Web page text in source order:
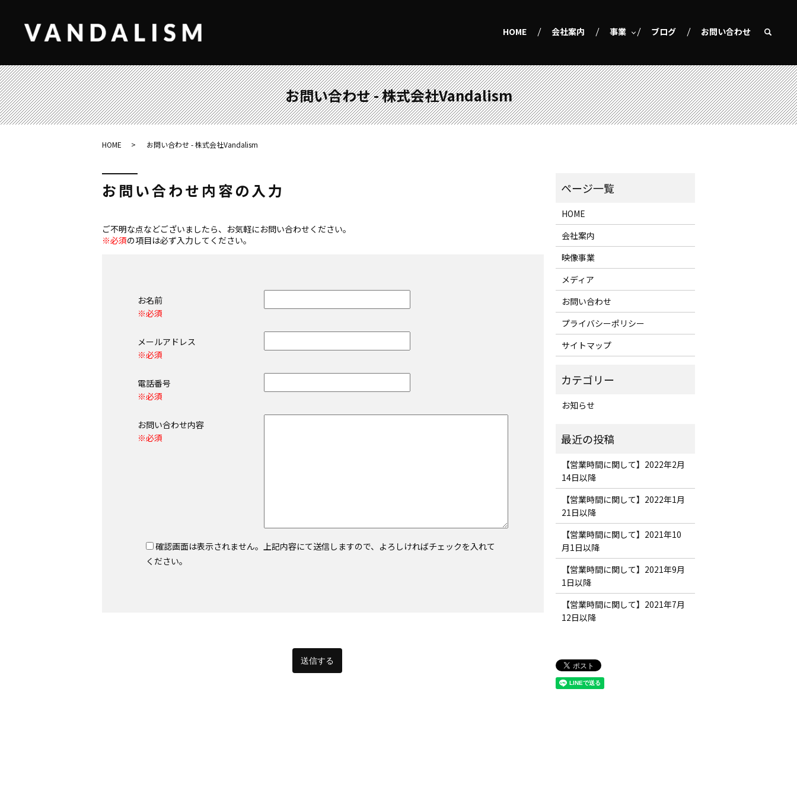
HOME 会社案内 事業 ブログ お問い合わせ
お問い合わせ - 株式会社Vandalism
HOME お問い合わせ - 株式会社Vandalism
お問い合わせ内容の入力
ご不明な点などございましたら、お気軽にお問い合わせください。
※必須の項目は必ず入力してください。
お名前
※必須
メールアドレス
※必須
電話番号
※必須
お問い合わせ内容
※必須
確認画面は表示されません。上記内容にて送信しますので、よろしければチェックを入れて
ください。
HOME
会社案内
映像事業
メディア
お問い合わせ
プライバシーポリシー
サイトマップ
お知らせ
【営業時間に関して】2022年2月
14日以降
【営業時間に関して】2022年1月
21日以降
【営業時間に関して】2021年10
月1日以降
【営業時間に関して】2021年9月
1日以降
【営業時間に関して】2021年7月
12日以降